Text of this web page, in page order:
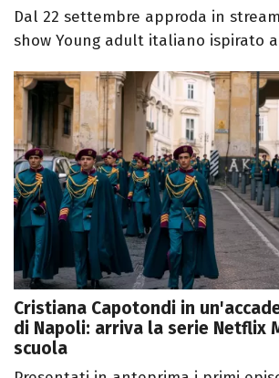
Dal 22 settembre approda in
show Young adult italiano ispirato
Cristiana Capotondi in
di Napoli: arriva la serie Netflix
scuola